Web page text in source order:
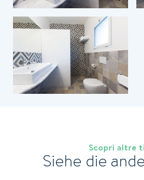
Camera per cui si richiedono
Messaggio
Scopri altre
Siehe die